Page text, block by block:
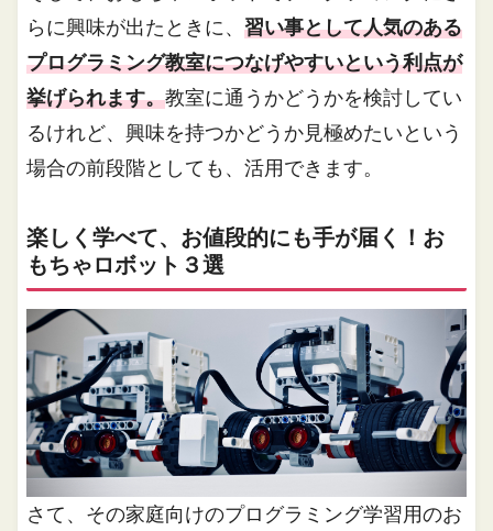
らに興味が出たときに、習い事として人気のある
プログラミング教室につなげやすいという利点が
挙げられます。教室に通うかどうかを検討してい
るけれど、興味を持つかどうか見極めたいという
場合の前段階としても、活用できます。
楽しく学べて、お値段的にも手が届く！お
もちゃロボット３選
さて、その家庭向けのプログラミング学習用のお